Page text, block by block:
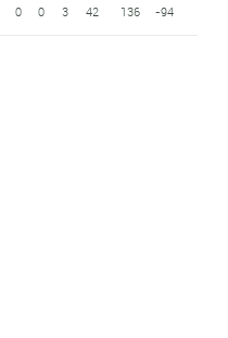
0 0 3 42 136 -94